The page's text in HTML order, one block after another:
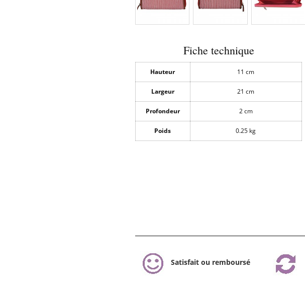
Fiche technique
Hauteur 11 cm
Largeur 21 cm
Profondeur 2 cm
Poids 0.25 kg
Satisfait ou remboursé